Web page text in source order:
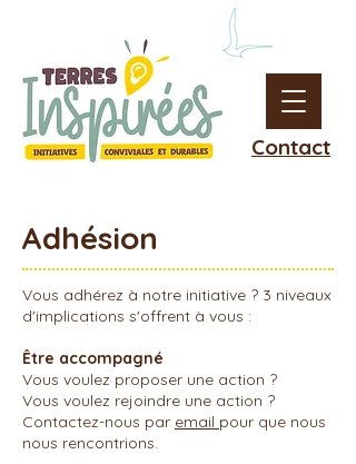
Contact
Adhésion
Vous adhérez à notre initiative ? 3 niveaux
d'implications s'offrent à vous :
Être accompagné
Vous voulez proposer une action ?
Vous voulez rejoindre une action ?
Contactez-nous par email pour que nous
nous rencontrions.